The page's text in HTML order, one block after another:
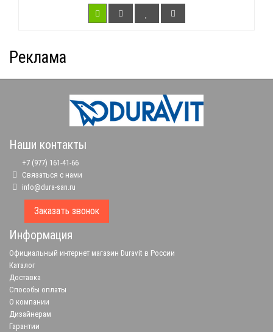
Реклама
Наши контакты
+7 (977) 161-41-66
Связаться с нами
info@dura-san.ru
Заказать звонок
Информация
Официальный интернет магазин Duravit в России
Каталог
Доставка
Способы оплаты
О компании
Дизайнерам
Гарантии